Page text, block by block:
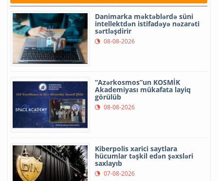
Danimarka məktəblərdə süni
intellektdən istifadəyə nəzarəti
sərtləşdirir
08-08-2026
“Azərkosmos”un KOSMİK
Akademiyası mükafata layiq
görülüb
08-08-2026
Kiberpolis xarici saytlara
hücumlar təşkil edən şəxsləri
saxlayıb
07-08-2026